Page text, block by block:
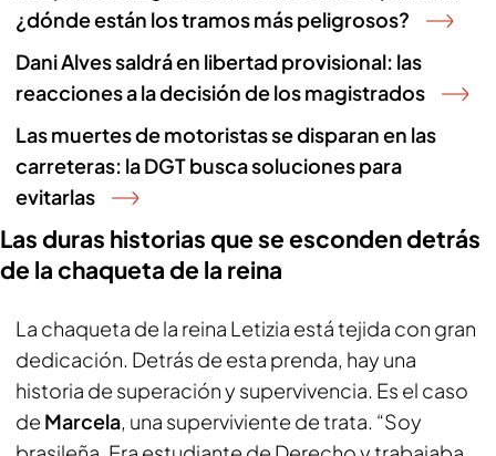
¿dónde están los tramos más peligrosos?
Dani Alves saldrá en libertad provisional: las
reacciones a la decisión de los magistrados
Las muertes de motoristas se disparan en las
carreteras: la DGT busca soluciones para
evitarlas
Las duras historias que se esconden detrás
de la chaqueta de la reina
La chaqueta de la reina Letizia está tejida con gran
dedicación. Detrás de esta prenda, hay una
historia de superación y supervivencia. Es el caso
de Marcela, una superviviente de trata. “Soy